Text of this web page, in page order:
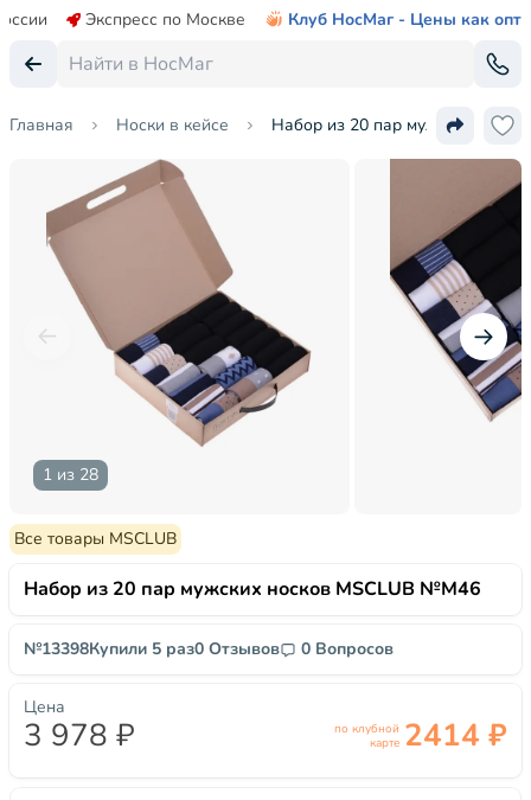
Экспресс по Москве Клуб НосМаг - Цены как опт
Главная Носки в кейсе Набор из 20 пар мужских
1 из 28
Все товары MSCLUB
Набор из 20 пар мужских носков MSCLUB №М46
№13398Купили 5 раз0 Отзывов 0 Вопросов
Цена
3 978 ₽
по клубной
карте 2414 ₽